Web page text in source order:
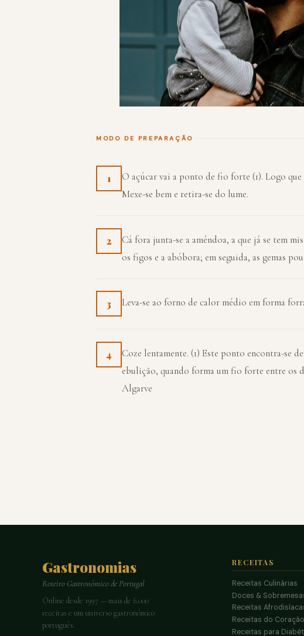
MODO DE PREPARAÇÃO
1
O açúcar vai a ponto de fio forte (1). Logo
Mexe-se bem e retira-se do lume.
2
Cá fora junta-se a amêndoa, a que já se tem
os figos e a abóbora; em seguida, as gemas
3 Leva-se ao forno de calor médio em forma
4
Coze lentamente. (1) Este ponto encontra-se
ebulição, quando forma um fio forte entre os
Algarve
Gastronomias
Roteiro Gastronómico de Portugal
Online desde 1997 — mais de 6.000
receitas e um universo gastronómico
português.
RECEITAS
Receitas Culinárias
Doces &
Receitas
Receitas do Coração
Receitas para